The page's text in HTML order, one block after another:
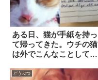
ある日、猫が手紙を持っ
て帰ってきた。ウチの猫
は外でこんなことしてい
どうぶつ